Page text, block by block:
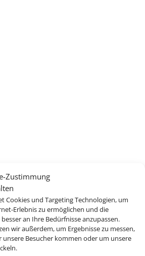
Zustimmung
Cookies und Targeting Technologien, um
Erlebnis zu ermöglichen und die
an Ihre Bedürfnisse anzupassen.
wir außerdem, um Ergebnisse zu messen,
unsere Besucher kommen oder um unsere